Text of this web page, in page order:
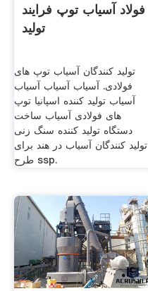
فولاد آسیاب توپ فرایند
تولید
تولید کنندگان آسیاب توپ های
فولادی. آسیاب آسیاب آسیاب
آسیاب تولید کننده اسپانیا توپ
های فولادی آسیاب ساخت
دستگاه تولید کننده سنگ زنی
تولید کنندگان آسیاب در هند برای
طرح ssp.